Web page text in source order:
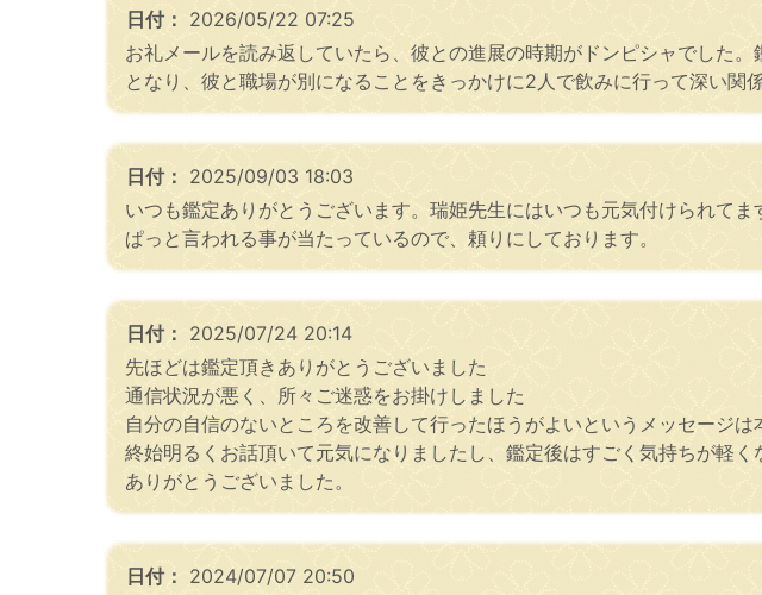
日付： 2026/05/22 07:25
お礼メールを読み返していたら、彼との進展の時期がドンピシャでした
となり、彼と職場が別になることをきっかけに2人で飲みに行って深い関
日付： 2025/09/03 18:03
いつも鑑定ありがとうございます。瑞姫先生にはいつも元気付けられてま
ぱっと言われる事が当たっているので、頼りにしております。
日付： 2025/07/24 20:14
先ほどは鑑定頂きありがとうございました
通信状況が悪く、所々ご迷惑をお掛けしました
自分の自信のないところを改善して行ったほうがよいというメッセージは
終始明るくお話頂いて元気になりましたし、鑑定後はすごく気持ちが軽く
ありがとうございました。
日付： 2024/07/07 20:50